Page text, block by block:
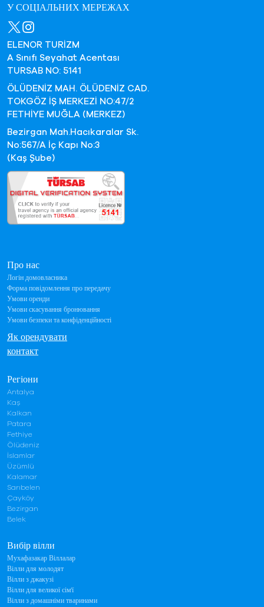
Вибір вілли
Мухафазакар Віллалар
Вілли для молодят
Вілли з джакузі
Вілли для великої сім'ї
Вілли з домашніми тваринами
Регіони
Antalya
Kaş
Kalkan
Patara
Fethiye
Ölüdeniz
İslamlar
Üzümlü
Kalamar
Sarıbelen
Çayköy
Bezirgan
Belek
Про нас
Логін домовласника
Форма повідомлення про передачу
Умови оренди
Умови скасування бронювання
Умови безпеки та конфіденційності
Як орендувати
контакт
У СОЦІАЛЬНИХ МЕРЕЖАХ
ELENOR TURİZM
A Sınıfı Seyahat Acentası
TURSAB NO: 5141
ÖLÜDENİZ MAH. ÖLÜDENİZ CAD.
TOKGÖZ İŞ MERKEZİ NO:47/2
FETHİYE MUĞLA (MERKEZ)
Bezirgan Mah.Hacıkaralar Sk.
No:567/A İç Kapı No:3
(Kaş Şube)